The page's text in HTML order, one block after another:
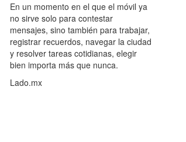
En un momento en el que el móvil ya
no sirve solo para contestar
mensajes, sino también para trabajar,
registrar recuerdos, navegar la ciudad
y resolver tareas cotidianas, elegir
bien importa más que nunca.
Lado.mx